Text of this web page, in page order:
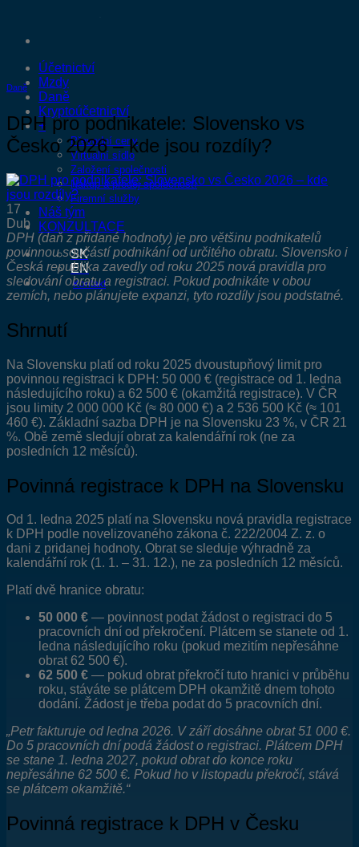
obsah
Účetnictví
Mzdy
Daně
Kryptoúčetnictví
+
Převodní ceny
Virtuální sídlo
Založení společnosti
Nákup a prodej společností
Firemní služby
Náš tým
KONZULTACE
SK
EN
Kontakt
Daně
DPH pro podnikatele: Slovensko vs
Česko 2026 – kde jsou rozdíly?
17
Dub
DPH (daň z přidané hodnoty) je pro většinu podnikatelů
povinnou součástí podnikání od určitého obratu. Slovensko i
Česká republika zavedly od roku 2025 nová pravidla pro
sledování obratu a registraci. Pokud podnikáte v obou
zemích, nebo plánujete expanzi, tyto rozdíly jsou podstatné.
Shrnutí
Na Slovensku platí od roku 2025 dvoustupňový limit pro
povinnou registraci k DPH: 50 000 € (registrace od 1. ledna
následujícího roku) a 62 500 € (okamžitá registrace). V ČR
jsou limity 2 000 000 Kč (≈ 80 000 €) a 2 536 500 Kč (≈ 101
460 €). Základní sazba DPH je na Slovensku 23 %, v ČR 21
%. Obě země sledují obrat za kalendářní rok (ne za
posledních 12 měsíců).
Povinná registrace k DPH na Slovensku
Od 1. ledna 2025 platí na Slovensku nová pravidla registrace
k DPH podle novelizovaného zákona č. 222/2004 Z. z. o
dani z pridanej hodnoty. Obrat se sleduje výhradně za
kalendářní rok (1. 1. – 31. 12.), ne za posledních 12 měsíců.
Platí dvě hranice obratu:
50 000 € — povinnost podat žádost o registraci do 5
pracovních dní od překročení. Plátcem se stanete od 1.
ledna následujícího roku (pokud mezitím nepřesáhne
obrat 62 500 €).
62 500 € — pokud obrat překročí tuto hranici v průběhu
roku, stáváte se plátcem DPH okamžitě dnem tohoto
dodání. Žádost je třeba podat do 5 pracovních dní.
„Petr fakturuje od ledna 2026. V září dosáhne obrat 51 000 €.
Do 5 pracovních dní podá žádost o registraci. Plátcem DPH
se stane 1. ledna 2027, pokud obrat do konce roku
nepřesáhne 62 500 €. Pokud ho v listopadu překročí, stává
se plátcem okamžitě.“
Povinná registrace k DPH v Česku